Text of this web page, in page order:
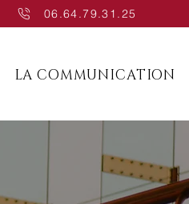
06.64.79.31.25
LA COMMUNICATION